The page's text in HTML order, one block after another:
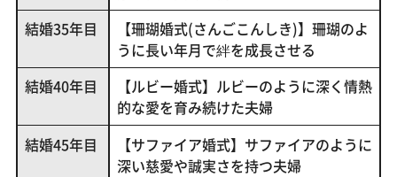
結婚35年目
【珊瑚婚式(さんごこんしき)】珊瑚のよ
うに長い年月で絆を成長させる
結婚40年目
【ルビー婚式】ルビーのように深く情熱
的な愛を育み続けた夫婦
結婚45年目
【サファイア婚式】サファイアのように
深い慈愛や誠実さを持つ夫婦